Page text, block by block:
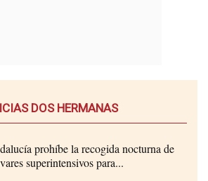
DOS HERMANAS
prohíbe la recogida nocturna de
superintensivos para...